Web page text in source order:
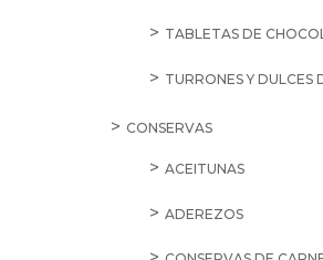
TABLETAS DE
TURRONES Y DULCES
CONSERVAS
ACEITUNAS
ADEREZOS